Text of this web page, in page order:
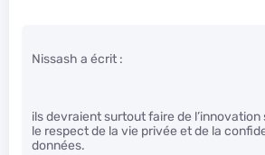
Nissash a écrit :
ils devraient surtout faire de
le respect de la vie privée et de la
données.